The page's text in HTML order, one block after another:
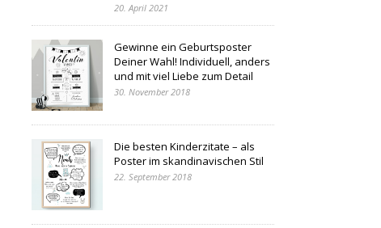
20. April 2021
Gewinne ein Geburtsposter
Deiner Wahl! Individuell, anders
und mit viel Liebe zum Detail
30. November 2018
Die besten Kinderzitate – als
Poster im skandinavischen Stil
22. September 2018